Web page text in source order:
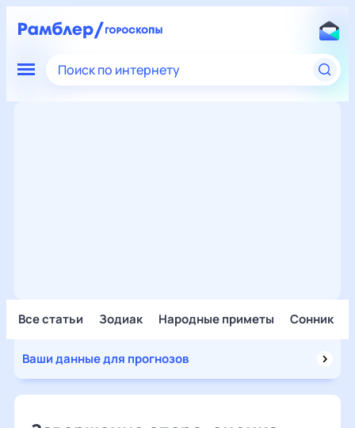
Поиск по интернету
Все статьи Зодиак Народные приметы Сонник
Ваши данные для прогнозов